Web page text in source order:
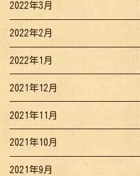
2022年3月
2022年2月
2022年1月
2021年12月
2021年11月
2021年10月
2021年9月